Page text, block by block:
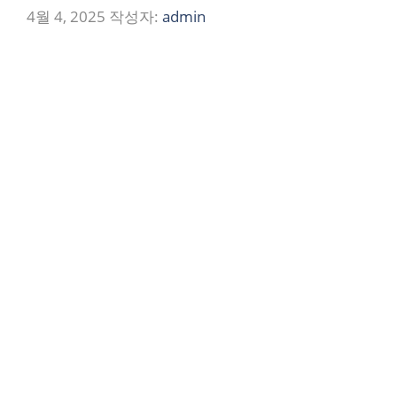
4월 4, 2025 작성자: admin